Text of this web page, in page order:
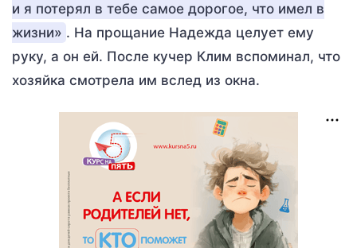
и я потерял в тебе самое дорогое, что имел в
жизни» . На прощание Надежда целует ему
руку, а он ей. После кучер Клим вспоминал, что
хозяйка смотрела им вслед из окна.